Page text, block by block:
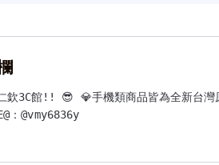
欽3C館!! 😎 💎手機類商品皆為全新台灣
LINEID/LINE@：@vmy6836y